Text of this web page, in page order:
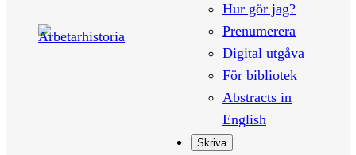
Hur gör jag?
Prenumerera
Digital utgåva
För bibliotek
Abstracts in
English
Skriva